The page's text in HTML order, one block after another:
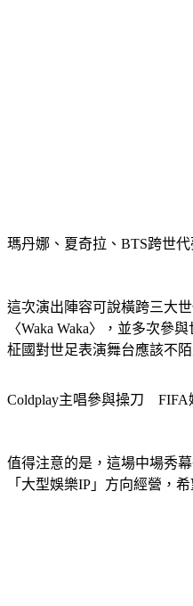
瑪丹娜、夏奇拉、BTS跨世
這次演出陣容可說橫跨三大
〈Waka Waka〉，並多次
柾國對世足表演舞台應該不
Coldplay主唱參與操刀　
值得注意的是，這場中場秀
「大型娛樂IP」方向經營，